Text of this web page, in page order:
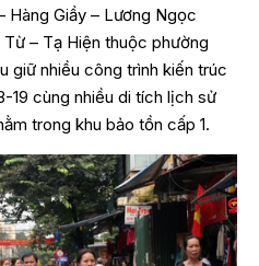
Hàng Giầy – Lương Ngọc
– Tạ Hiện thuộc phường
giữ nhiều công trình kiến trúc
19 cùng nhiều di tích lịch sử
trong khu bảo tồn cấp 1.